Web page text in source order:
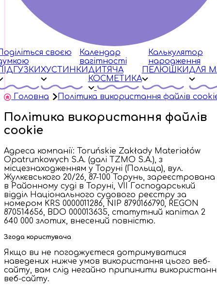
своєю
Календар
вагітності
Калькулятор
народження
ХУСТИНКИДИТЯЧА
КОСМЕТИКА
ПЕЛЮШКИДЛЯ
Головна Політика використання файлів
Політика використання файлів
cookie
Адреса компанії: Toruńskie Zakłady Materiałów
Opatrunkowych S.A. (далі TZMO S.A.), з
місцезнаходженням у Торуні (Польща), вул.
Жулкєвського 20/26, 87-100 Торунь, зареєстрована
в Районному суді в Торуні, VII Господарський
відділ Національного судового реєстру за
номером KRS 0000011286, NIP 8790166790, REGON
870514656, BDO 000013635, статутний капітал 2
640 000 злотих, внесений повністю.
Згода користувача
Якщо ви не погоджуєтеся дотримуватися
наведених нижче умов використання цього веб-
сайту, вам слід негайно припинити
веб-сайту.